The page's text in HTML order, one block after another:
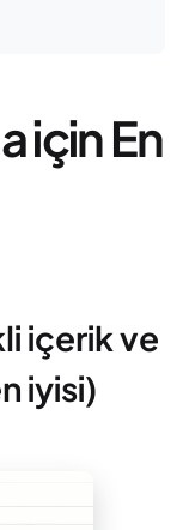
için En
içerik ve
iyisi)